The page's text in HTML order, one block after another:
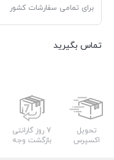
برای تمامی سفارشات کشور
تماس بگیرید
تحویل
اکسپرس
7 روز گارانتی
بازگشت وجه